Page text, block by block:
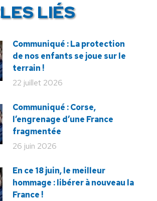
LIÉS
Communiqué : La protection
de nos enfants se joue sur le
terrain !
22 juillet 2026
Communiqué : Corse,
l’engrenage d’une France
fragmentée
26 juin 2026
En ce 18 juin, le meilleur
hommage : libérer à nouveau la
France !